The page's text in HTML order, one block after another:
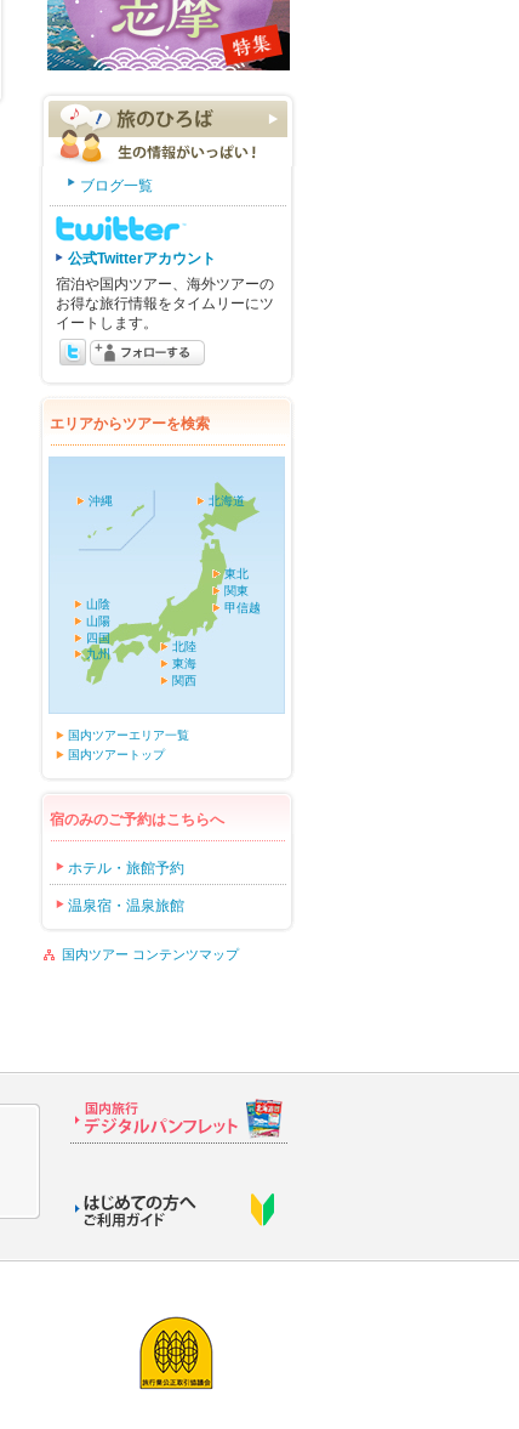
ブログ一覧
公式Twitterアカウント
宿泊や国内ツアー、海外ツアーの
お得な旅行情報をタイムリーにツ
イートします。
エリアからツアーを検索
北海道
東北
関東
甲信越
北陸
東海
関西
山陰
山陽
四国
九州
沖縄
国内ツアーエリア一覧
国内ツアートップ
宿のみのご予約はこちらへ
ホテル・旅館予約
温泉宿・温泉旅館
国内ツアー コンテンツマップ